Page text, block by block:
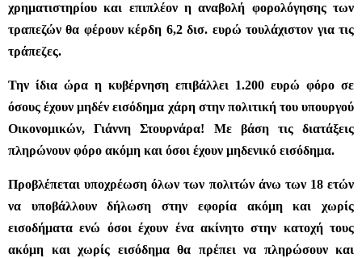
χρηματιστηρίου και επιπλέον η αναβολή φορολόγησης των
τραπεζών θα φέρουν κέρδη 6,2 δισ. ευρώ τουλάχιστον για τις
τράπεζες.
Την ίδια ώρα η κυβέρνηση επιβάλλει 1.200 ευρώ φόρο σε
όσους έχουν μηδέν εισόδημα χάρη στην πολιτική του υπουργού
Οικονομικών, Γιάννη Στουρνάρα! Με βάση τις διατάξεις
πληρώνουν φόρο ακόμη και όσοι έχουν μηδενικό εισόδημα.
Προβλέπεται υποχρέωση όλων των πολιτών άνω των 18 ετών
να υποβάλλουν δήλωση στην εφορία ακόμη και χωρίς
εισοδήματα ενώ όσοι έχουν ένα ακίνητο στην κατοχή τους
ακόμη και χωρίς εισόδημα θα πρέπει να πληρώσουν και